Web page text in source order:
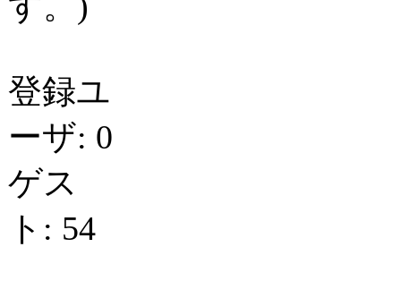
登録ユ
ーザ: 0
ゲス
ト: 54